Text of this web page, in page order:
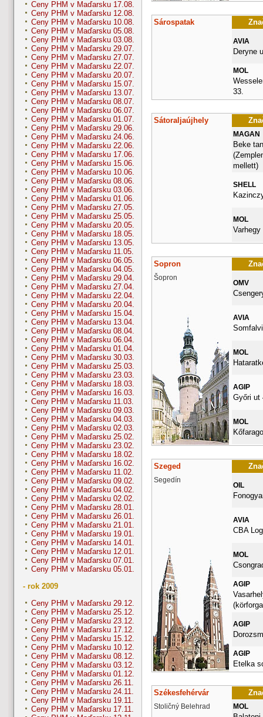
Ceny PHM v Maďarsku 17.08.
Ceny PHM v Maďarsku 12.08.
Ceny PHM v Maďarsku 10.08.
Ceny PHM v Maďarsku 05.08.
Ceny PHM v Maďarsku 03.08.
Ceny PHM v Maďarsku 29.07.
Ceny PHM v Maďarsku 27.07.
Ceny PHM v Maďarsku 22.07.
Ceny PHM v Maďarsku 20.07.
Ceny PHM v Maďarsku 15.07.
Ceny PHM v Maďarsku 13.07.
Ceny PHM v Maďarsku 08.07.
Ceny PHM v Maďarsku 06.07.
Ceny PHM v Maďarsku 01.07.
Ceny PHM v Maďarsku 29.06.
Ceny PHM v Maďarsku 24.06.
Ceny PHM v Maďarsku 22.06.
Ceny PHM v Maďarsku 17.06.
Ceny PHM v Maďarsku 15.06.
Ceny PHM v Maďarsku 10.06.
Ceny PHM v Maďarsku 08.06.
Ceny PHM v Maďarsku 03.06.
Ceny PHM v Maďarsku 01.06.
Ceny PHM v Maďarsku 27.05.
Ceny PHM v Maďarsku 25.05.
Ceny PHM v Maďarsku 20.05.
Ceny PHM v Maďarsku 18.05.
Ceny PHM v Maďarsku 13.05.
Ceny PHM v Maďarsku 11.05.
Ceny PHM v Maďarsku 06.05.
Ceny PHM v Maďarsku 04.05.
Ceny PHM v Maďarsku 29.04.
Ceny PHM v Maďarsku 27.04.
Ceny PHM v Maďarsku 22.04.
Ceny PHM v Maďarsku 20.04.
Ceny PHM v Maďarsku 15.04.
Ceny PHM v Maďarsku 13.04.
Ceny PHM v Maďarsku 08.04.
Ceny PHM v Maďarsku 06.04.
Ceny PHM v Maďarsku 01.04.
Ceny PHM v Maďarsku 30.03.
Ceny PHM v Maďarsku 25.03.
Ceny PHM v Maďarsku 23.03.
Ceny PHM v Maďarsku 18.03.
Ceny PHM v Maďarsku 16.03.
Ceny PHM v Maďarsku 11.03.
Ceny PHM v Maďarsku 09.03.
Ceny PHM v Maďarsku 04.03.
Ceny PHM v Maďarsku 02.03.
Ceny PHM v Maďarsku 25.02.
Ceny PHM v Maďarsku 23.02.
Ceny PHM v Maďarsku 18.02.
Ceny PHM v Maďarsku 16.02.
Ceny PHM v Maďarsku 11.02.
Ceny PHM v Maďarsku 09.02.
Ceny PHM v Maďarsku 04.02.
Ceny PHM v Maďarsku 02.02.
Ceny PHM v Maďarsku 28.01.
Ceny PHM v Maďarsku 26.01.
Ceny PHM v Maďarsku 21.01.
Ceny PHM v Maďarsku 19.01.
Ceny PHM v Maďarsku 14.01.
Ceny PHM v Maďarsku 12.01.
Ceny PHM v Maďarsku 07.01.
Ceny PHM v Maďarsku 05.01.
- rok 2009
Ceny PHM v Maďarsku 29.12.
Ceny PHM v Maďarsku 25.12.
Ceny PHM v Maďarsku 23.12.
Ceny PHM v Maďarsku 17.12.
Ceny PHM v Maďarsku 15.12.
Ceny PHM v Maďarsku 10.12.
Ceny PHM v Maďarsku 08.12.
Ceny PHM v Maďarsku 03.12.
Ceny PHM v Maďarsku 01.12.
Ceny PHM v Maďarsku 26.11.
Ceny PHM v Maďarsku 24.11.
Ceny PHM v Maďarsku 19.11.
Ceny PHM v Maďarsku 17.11.
Sárospatak
AVIA
Deryne
MOL
33.
Sátoraljaújhely
MAGAN
Beke
mellett)
SHELL
MOL
Sopron
Šopron
OMV
AVIA
MOL
AGIP
Győri ut
MOL
Szeged
Segedín
OIL
AVIA
CBA
MOL
AGIP
AGIP
AGIP
Etelka
Székesfehérvár
Stoličný Belehrad MOL